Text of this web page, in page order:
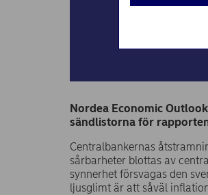
Nordea Economic
sändlistorna för
Centralbankernas
sårbarheter blottas av
synnerhet försvagas den
ljusglimt är att såväl